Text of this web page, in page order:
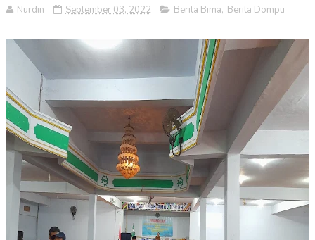
Nurdin September 03, 2022 Berita Bima, Berita Dompu